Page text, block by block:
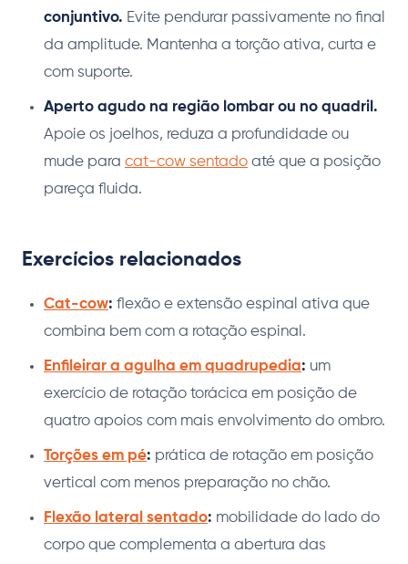
conjuntivo. Evite pendurar passivamente no final
da amplitude. Mantenha a torção ativa, curta e
com suporte.
Aperto agudo na região lombar ou no quadril.
Apoie os joelhos, reduza a profundidade ou
mude para cat-cow sentado até que a posição
pareça fluida.
Exercícios relacionados
Cat-cow: flexão e extensão espinal ativa que
combina bem com a rotação espinal.
Enfileirar a agulha em quadrupedia: um
exercício de rotação torácica em posição de
quatro apoios com mais envolvimento do ombro.
Torções em pé: prática de rotação em posição
vertical com menos preparação no chão.
Flexão lateral sentado: mobilidade do lado do
corpo que complementa a abertura das